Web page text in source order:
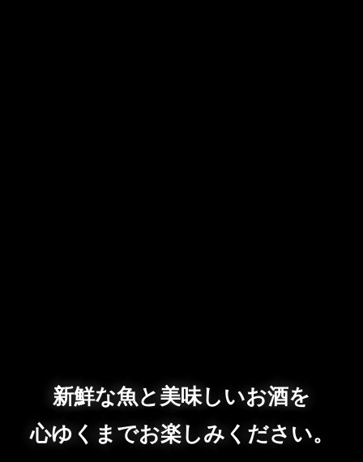
新鮮な魚と美味しいお酒を
心ゆくまでお楽しみください。